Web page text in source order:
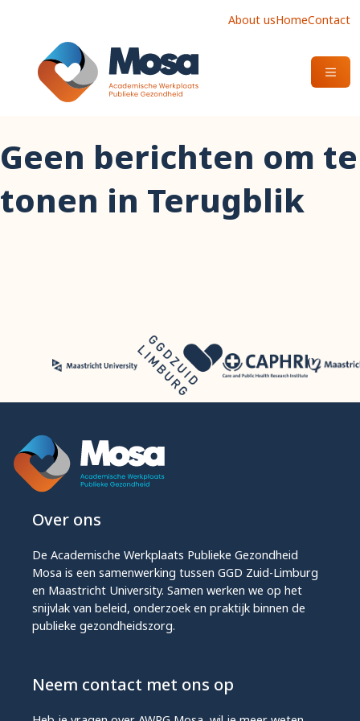
About usHomeContact
OPEN
Geen berichten om te
tonen in Terugblik
Over ons
De Academische Werkplaats Publieke Gezondheid
Mosa is een samenwerking tussen GGD Zuid-Limburg
en Maastricht University. Samen werken we op het
snijvlak van beleid, onderzoek en praktijk binnen de
publieke gezondheidszorg.
Neem contact met ons op